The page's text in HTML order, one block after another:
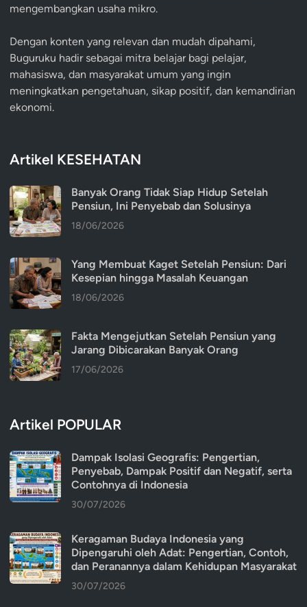
mengembangkan usaha mikro.
Dengan konten yang relevan dan mudah dipahami,
Buguruku hadir sebagai mitra belajar bagi pelajar,
mahasiswa, dan masyarakat umum yang ingin
meningkatkan pengetahuan, sikap positif, dan kemandirian
ekonomi.
Artikel KESEHATAN
Banyak Orang Tidak Siap Hidup Setelah
Pensiun, Ini Penyebab dan Solusinya
18/06/2026
Yang Membuat Kaget Setelah Pensiun: Dari
Kesepian hingga Masalah Keuangan
18/06/2026
Fakta Mengejutkan Setelah Pensiun yang
Jarang Dibicarakan Banyak Orang
17/06/2026
Artikel POPULAR
Dampak Isolasi Geografis: Pengertian,
Penyebab, Dampak Positif dan Negatif, serta
Contohnya di Indonesia
30/07/2026
Keragaman Budaya Indonesia yang
Dipengaruhi oleh Adat: Pengertian, Contoh,
dan Peranannya dalam Kehidupan Masyarakat
30/07/2026